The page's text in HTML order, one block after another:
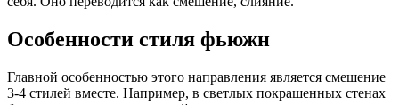
Особенности стиля фьюжн
Главной особенностью этого направления является смешение
3-4 стилей вместе. Например, в светлых покрашенных стенах